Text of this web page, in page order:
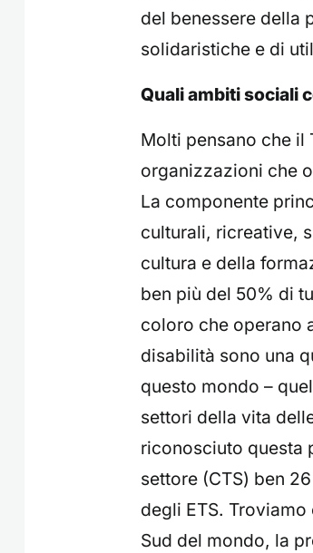
del benessere della
solidaristiche e di
Quali ambiti sociali
Molti pensano che il
organizzazioni che
La componente
culturali, ricreative,
cultura e della
ben più del 50% di
coloro che operano
disabilità sono una
questo mondo –
settori della vita
riconosciuto questa
settore (CTS) ben
degli ETS.
Sud del mondo, la